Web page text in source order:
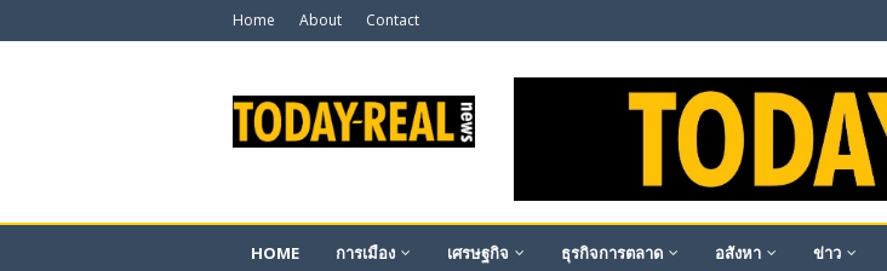
Home About Contact
HOME การเมือง เศรษฐกิจ ธุรกิจการตลาด อสังหา ข่าว